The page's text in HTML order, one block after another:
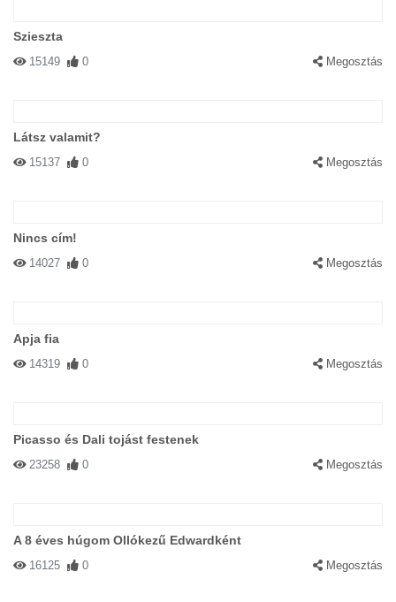
Szieszta
15149 0 Megosztás
Látsz valamit?
15137 0 Megosztás
Nincs cím!
14027 0 Megosztás
Apja fia
14319 0 Megosztás
Picasso és Dali tojást festenek
23258 0 Megosztás
A 8 éves húgom Ollókezű Edwardként
16125 0 Megosztás